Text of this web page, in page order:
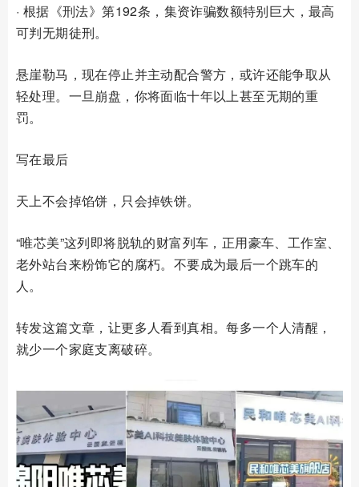
· 根据《刑法》第192条，集资诈骗数额特别巨大，最高
可判无期徒刑。
悬崖勒马，现在停止并主动配合警方，或许还能争取从
轻处理。一旦崩盘，你将面临十年以上甚至无期的重
罚。
写在最后
天上不会掉馅饼，只会掉铁饼。
“唯芯美”这列即将脱轨的财富列车，正用豪车、工作室、
老外站台来粉饰它的腐朽。不要成为最后一个跳车的
人。
转发这篇文章，让更多人看到真相。每多一个人清醒，
就少一个家庭支离破碎。